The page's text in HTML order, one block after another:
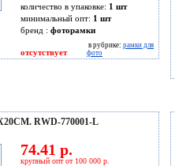
количество в упаковке: 1 шт
минимальный опт: 1 шт
бренд : фоторамки
отсутствует
в рубрике: рамки для
фото
RWD-770001-L
74.41 р.
крупный опт от 100 000 р.